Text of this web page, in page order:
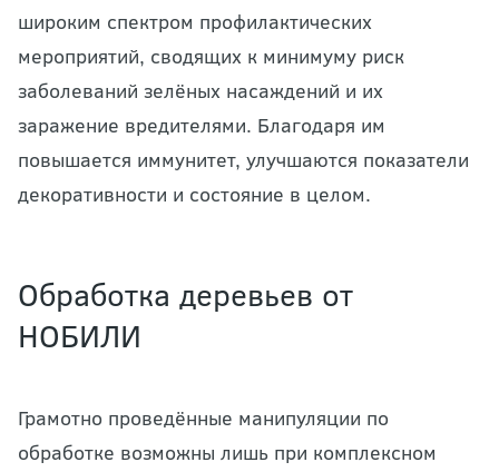
широким спектром профилактических
мероприятий, сводящих к минимуму риск
заболеваний зелёных насаждений и их
заражение вредителями. Благодаря им
повышается иммунитет, улучшаются показатели
декоративности и состояние в целом.
Обработка деревьев от
НОБИЛИ
Грамотно проведённые манипуляции по
обработке возможны лишь при комплексном